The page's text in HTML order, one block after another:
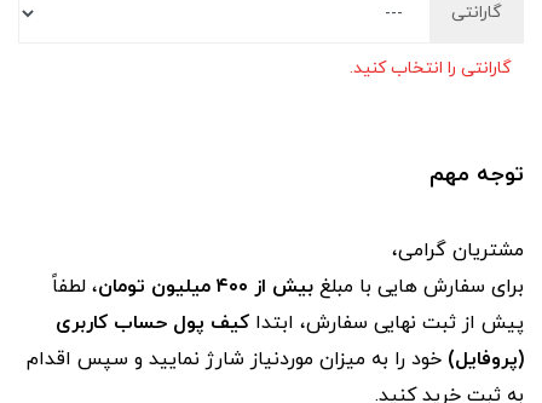
گارانتی
گارانتی را انتخاب کنید.
توجه مهم
مشتریان گرامی،
برای سفارش‌ هایی با مبلغ بیش از ۴۰۰ میلیون تومان
، لطفاً
پیش از ثبت نهایی سفارش، ابتدا کیف پول حساب کاربری
(پروفایل) خود را به میزان موردنیاز شارژ نمایید و سپس اقدام
به ثبت خرید کنید.